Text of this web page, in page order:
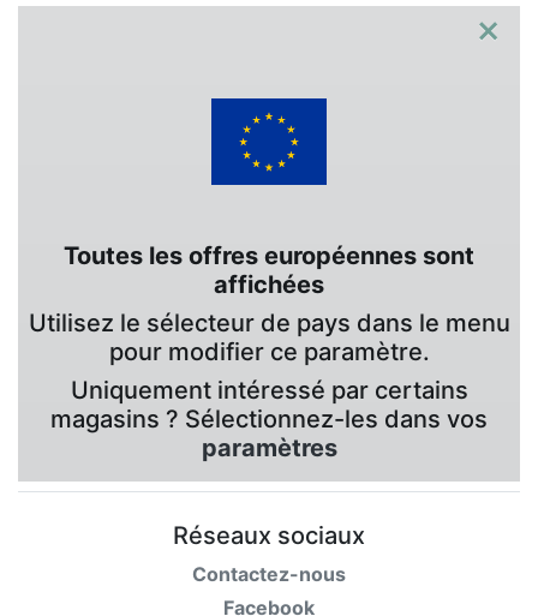
×
Toutes les offres européennes sont
affichées
Utilisez le sélecteur de pays dans le menu
pour modifier ce paramètre.
Uniquement intéressé par certains
magasins ? Sélectionnez-les dans vos
paramètres
Réseaux sociaux
Contactez-nous
Facebook